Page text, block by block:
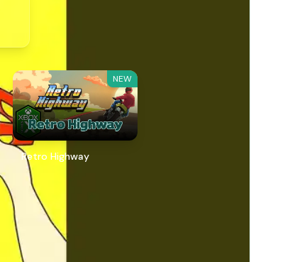
NEW
Retro Highway